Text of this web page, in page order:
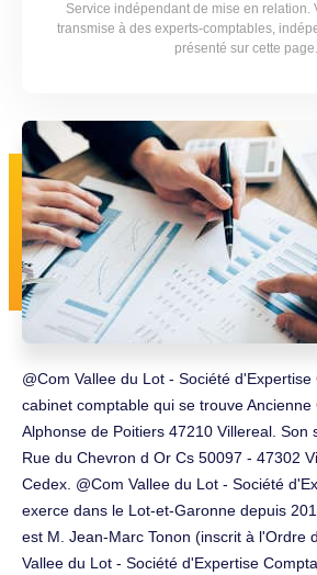
Service indépendant de mise en relation.
transmise à des experts-comptables,
présenté sur cette page.
@Com Vallee du Lot - Société
cabinet comptable qui se trouve Ancienne
Alphonse de Poitiers 47210 Villereal. Son
Rue du Chevron d Or Cs 50097 - 47302
Cedex. @Com Vallee du Lot - Société
exerce dans le Lot-et-Garonne depuis
est M. Jean-Marc Tonon (inscrit à l'Ordre
Vallee du Lot - Société d'Expertise